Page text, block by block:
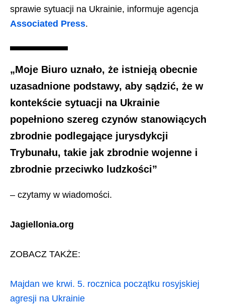
sprawie sytuacji na Ukrainie, informuje agencja
Associated Press.
„Moje Biuro uznało, że istnieją obecnie
uzasadnione podstawy, aby sądzić, że w
kontekście sytuacji na Ukrainie
popełniono szereg czynów stanowiących
zbrodnie podlegające jurysdykcji
Trybunału, takie jak zbrodnie wojenne i
zbrodnie przeciwko ludzkości”
– czytamy w wiadomości.
Jagiellonia.org
ZOBACZ TAKŻE:
Majdan we krwi. 5. rocznica początku rosyjskiej
agresji na Ukrainie